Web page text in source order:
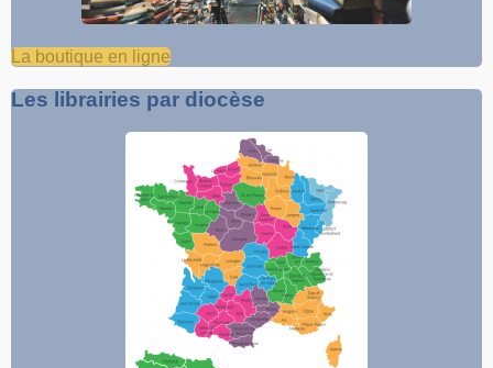
La boutique en ligne
Les librairies par diocèse